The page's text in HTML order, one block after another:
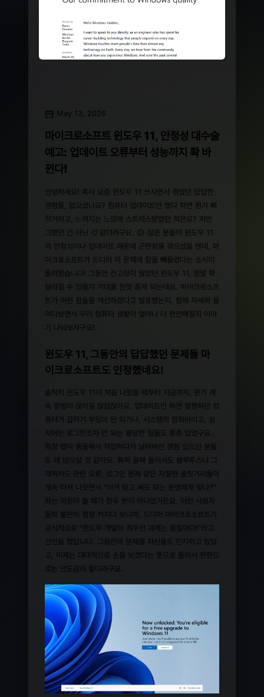
May 13, 2026
마이크로소프트 윈도우 11, 안정성 대수술
예고: 업데이트 오류부터 성능까지 확 바
뀐다!
안녕하세요! 혹시 요즘 윈도우 11 쓰시면서 겪었던 답답한
경험들, 없으셨나요? 컴퓨터 업데이트만 했다 하면 뭔가 삐
걱거리고, 느려지는 느낌에 스트레스받았던 적은요? 저만
그랬던 건 아닌 것 같더라구요. 😥 많은 분들이 윈도우 11
의 안정성이나 업데이트 때문에 곤란함을 겪으셨을 텐데, 마
이크로소프트가 드디어 이 문제에 칼을 빼들었다는 소식이
들려왔습니다! 그동안 잔고장이 많았던 윈도우 11, 정말 확
달라질 수 있을지 기대를 한껏 품게 되는데요. 마이크로소프
트가 어떤 점들을 개선하겠다고 발표했는지, 함께 자세히 들
여다보면서 우리 컴퓨터 생활이 얼마나 더 편안해질지 이야
기 나눠보자구요!
윈도우 11, 그동안의 답답했던 문제들 마
이크로소프트도 인정했네요!
솔직히 윈도우 11이 처음 나왔을 때부터 지금까지, 뭔가 계
속 말썽이 끊이질 않았잖아요. 업데이트만 하면 멀쩡하던 컴
퓨터가 갑자기 부팅이 안 되거나, 시스템이 멈춰버리고, 심
지어는 로그인조차 안 되는 황당한 일들도 종종 있었구요.
특정 앱이 충돌해서 작업하다가 날려버린 경험 있으신 분들
도 꽤 많으실 것 같아요. 특히 올해 들어서도 블루투스나 그
래픽카드 관련 오류, 로그인 문제 같은 자잘한 골칫거리들이
계속 터져 나오면서 "이거 믿고 써도 되는 운영체제 맞나?"
하는 의문이 들 때가 한두 번이 아니었거든요. 이런 사용자
들의 불만이 점점 커지다 보니까, 드디어 마이크로소프트가
공식적으로 "윈도우 개발의 최우선 과제는 품질이다!"라고
선언을 했답니다. 그동안의 문제를 자신들도 인지하고 있었
고, 이제는 대대적으로 손을 보겠다는 뜻으로 들려서 한편으
로는 안도감이 들더라구요.